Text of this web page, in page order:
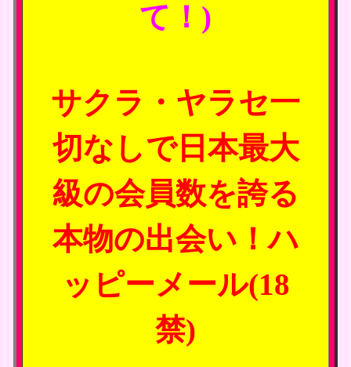
て！)
サクラ・ヤラセ一
切なしで日本最大
級の会員数を誇る
本物の出会い！ハ
ッピーメール(18
禁)